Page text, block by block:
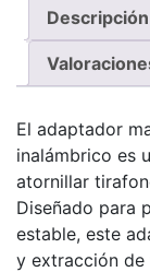
Descripción
El adaptador
inalámbrico es
atornillar
Diseñado para
estable, este
y extracción de